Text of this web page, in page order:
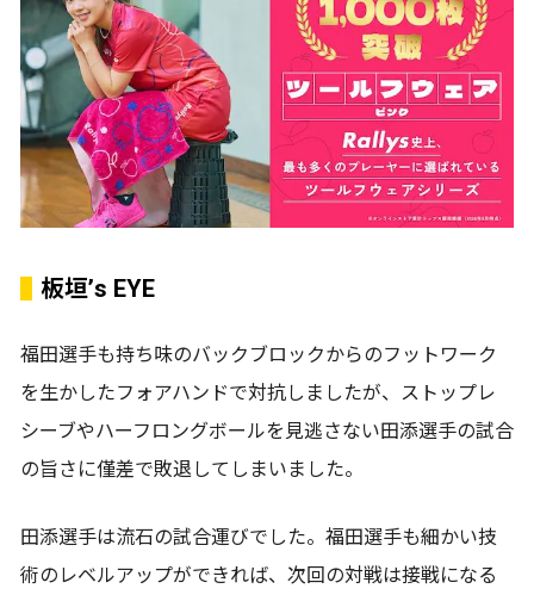
板垣’s EYE
福田選手も持ち味のバックブロックからのフットワーク
を生かしたフォアハンドで対抗しましたが、ストップレ
シーブやハーフロングボールを見逃さない田添選手の試合
の旨さに僅差で敗退してしまいました。
田添選手は流石の試合運びでした。福田選手も細かい技
術のレベルアップができれば、次回の対戦は接戦になる